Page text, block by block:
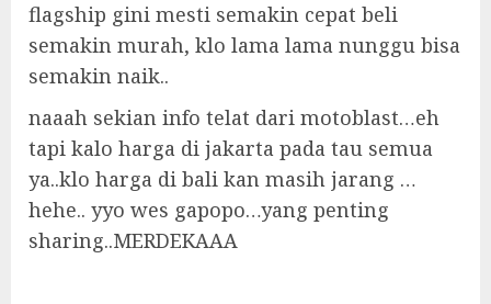
flagship gini mesti semakin cepat beli
semakin murah, klo lama lama nunggu bisa
semakin naik..
naaah sekian info telat dari motoblast…eh
tapi kalo harga di jakarta pada tau semua
ya..klo harga di bali kan masih jarang …
hehe.. yyo wes gapopo…yang penting
sharing..MERDEKAAA